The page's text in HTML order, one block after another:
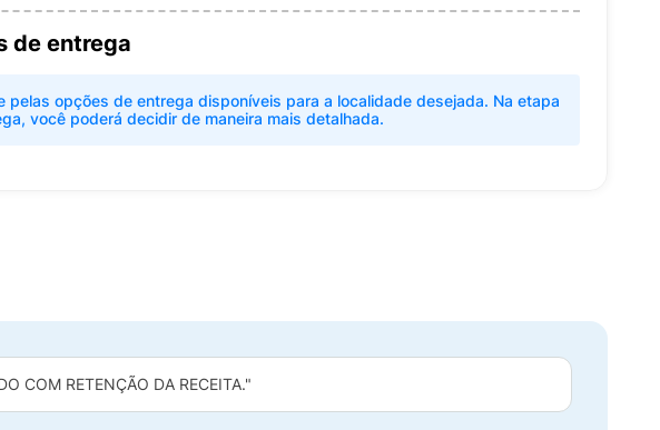
de entrega
pelas opções de entrega disponíveis para a localidade desejada. Na etapa
você poderá decidir de maneira mais detalhada.
COM RETENÇÃO DA RECEITA."